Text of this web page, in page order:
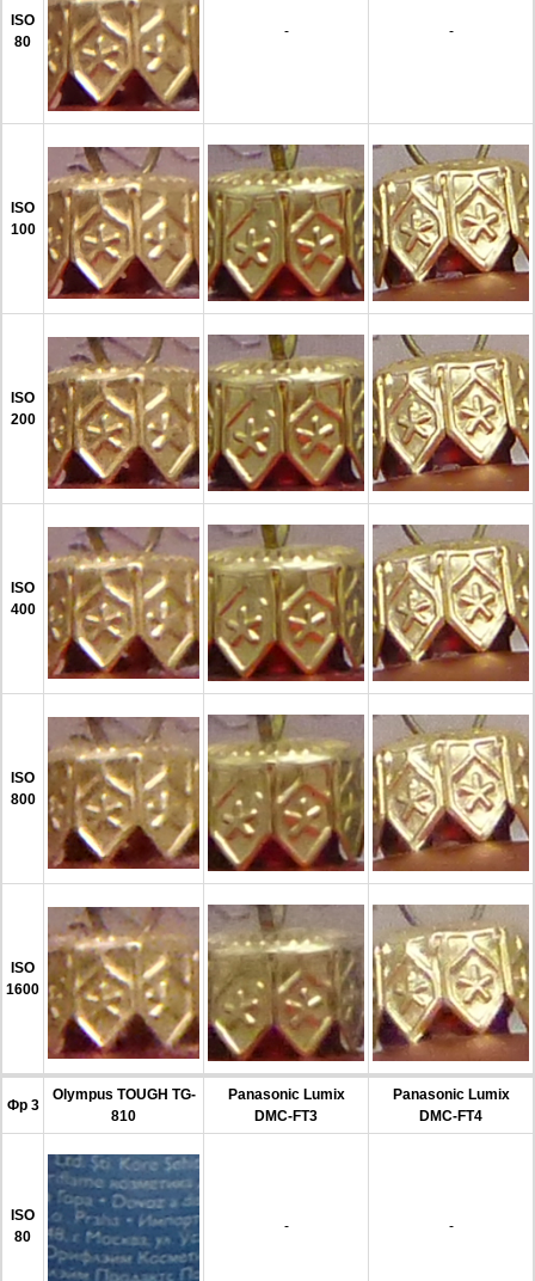
ISO
80
- -
ISO
100
ISO
200
ISO
400
ISO
800
ISO
1600
Фр 3
Olympus TOUGH TG-
810
Panasonic Lumix
DMC-FT3
Panasonic Lumix
DMC-FT4
ISO
80
- -